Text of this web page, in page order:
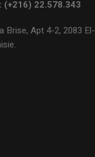
(+216) 22.578.343
Brise, Apt 4-2, 2083 El-